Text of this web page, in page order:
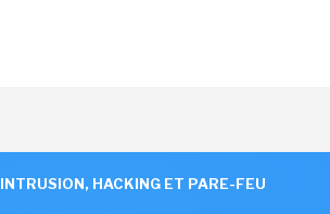
INTRUSION, HACKING ET PARE-FEU